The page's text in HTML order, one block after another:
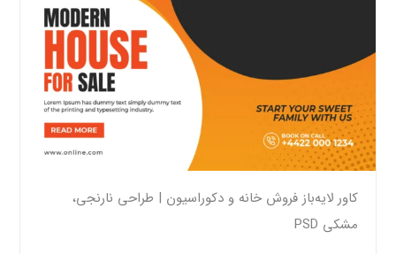
کاور لایه‌باز فروش خانه و دکوراسیون | طراحی نارنجی،
مشکی PSD